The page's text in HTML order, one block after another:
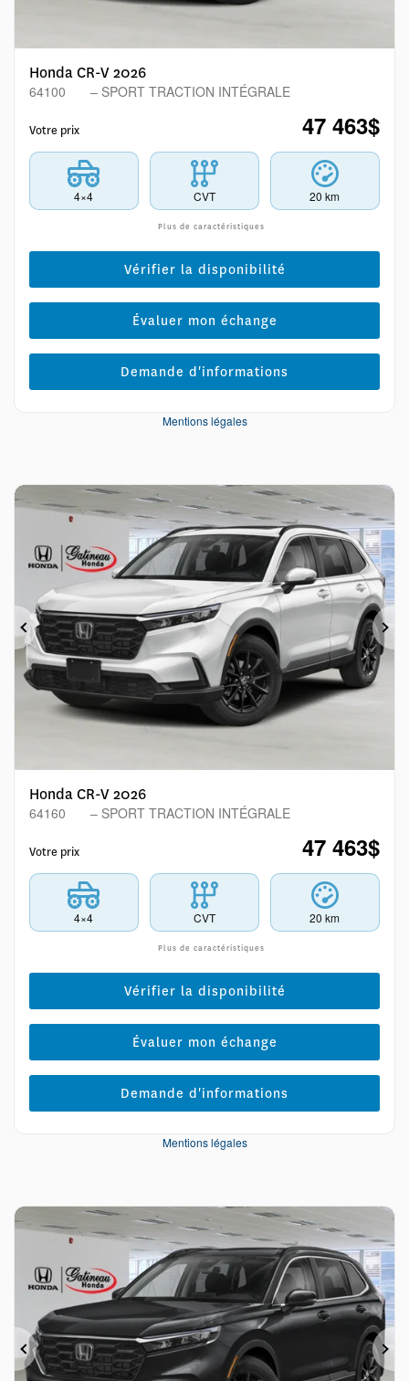
Honda CR-V 2026
64100 – SPORT TRACTION INTÉGRALE
Votre prix 47 463$
4×4 CVT 20 km
Plus de caractéristiques
Vérifier la disponibilité
Évaluer mon échange
Demande d'informations
Mentions légales
Précédent
Honda CR-V 2026
64160 – SPORT TRACTION INTÉGRALE
Votre prix 47 463$
4×4 CVT 20 km
Plus de caractéristiques
Vérifier la disponibilité
Évaluer mon échange
Demande d'informations
Mentions légales
Précédent